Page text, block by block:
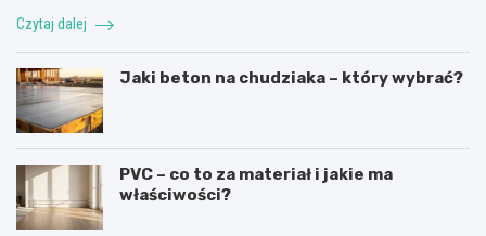
Czytaj dalej
Jaki beton na chudziaka – który wybrać?
PVC – co to za materiał i jakie ma
właściwości?